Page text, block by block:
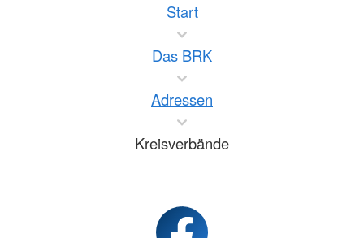
Start
Das BRK
Adressen
Kreisverbände